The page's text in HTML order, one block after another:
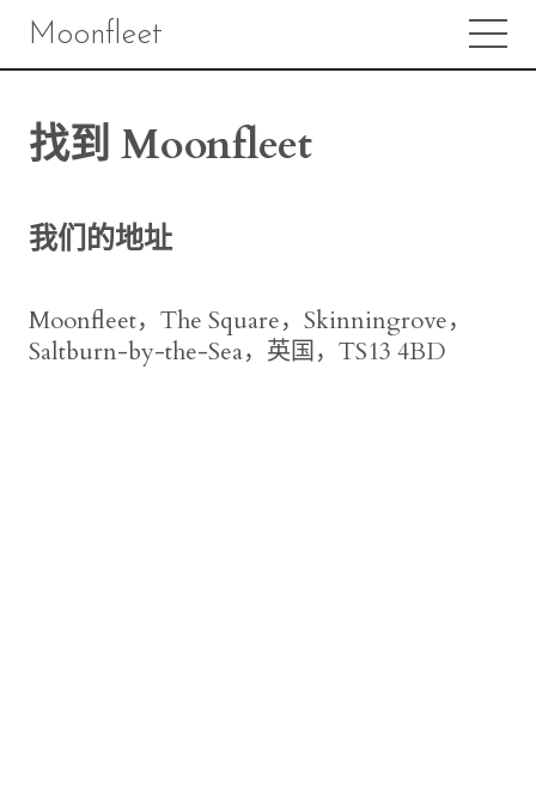
Moonfleet
找到 Moonfleet
我们的地址
Moonfleet，The Square，Skinningrove，
Saltburn-by-the-Sea，英国，TS13 4BD